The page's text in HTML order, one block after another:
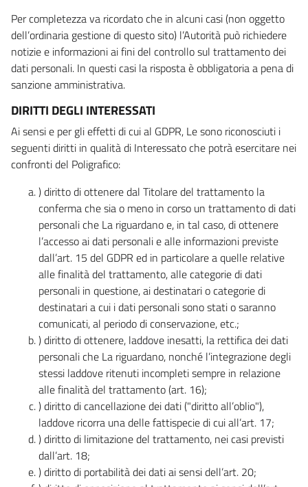
Per completezza va ricordato che in alcuni casi (non oggetto
dell’ordinaria gestione di questo sito) l’Autorità può richiedere
notizie e informazioni ai fini del controllo sul trattamento dei
dati personali. In questi casi la risposta è obbligatoria a pena di
sanzione amministrativa.
DIRITTI DEGLI INTERESSATI
Ai sensi e per gli effetti di cui al GDPR, Le sono riconosciuti i
seguenti diritti in qualità di Interessato che potrà esercitare nei
confronti del Poligrafico:
) diritto di ottenere dal Titolare del trattamento la
conferma che sia o meno in corso un trattamento di dati
personali che La riguardano e, in tal caso, di ottenere
l’accesso ai dati personali e alle informazioni previste
dall’art. 15 del GDPR ed in particolare a quelle relative
alle finalità del trattamento, alle categorie di dati
personali in questione, ai destinatari o categorie di
destinatari a cui i dati personali sono stati o saranno
comunicati, al periodo di conservazione, etc.;
) diritto di ottenere, laddove inesatti, la rettifica dei dati
personali che La riguardano, nonché l’integrazione degli
stessi laddove ritenuti incompleti sempre in relazione
alle finalità del trattamento (art. 16);
) diritto di cancellazione dei dati ("diritto all’oblio"),
laddove ricorra una delle fattispecie di cui all’art. 17;
) diritto di limitazione del trattamento, nei casi previsti
dall’art. 18;
) diritto di portabilità dei dati ai sensi dell’art. 20;